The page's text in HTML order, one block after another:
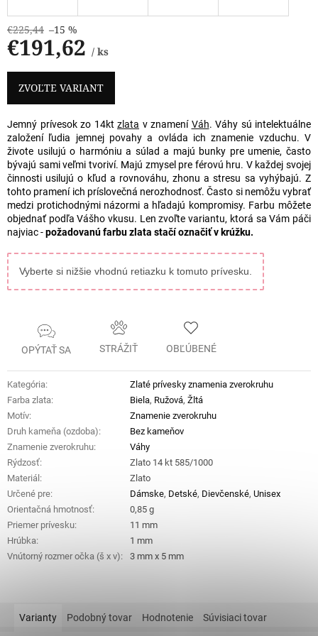
€225,44 –15 %
€191,62 / ks
Jednotková
cena:
ZVOĽTE VARIANT
Jemný prívesok zo 14kt zlata v znamení Váh. Váhy sú intelektuálne
založení ľudia jemnej povahy a ovláda ich znamenie vzduchu. V
živote usilujú o harmóniu a súlad a majú bunky pre umenie, často
bývajú sami veľmi tvoriví. Majú zmysel pre férovú hru. V každej svojej
činnosti usilujú o kľud a rovnováhu, zhonu a stresu sa vyhýbajú. Z
tohto pramení ich príslovečná nerozhodnosť. Často si nemôžu vybrať
medzi protichodnými názormi a hľadajú kompromisy. Farbu môžete
objednať podľa Vášho vkusu. Len zvoľte variantu, ktorá sa Vám páči
najviac -požadovanú farbu zlata stačí označiť v krúžku.
Vyberte si nižšie vhodnú retiazku k tomuto prívesku.
OPÝTAŤ SA STRÁŽIŤ OBĽÚBENÉ
Kategória:
Zlaté prívesky znamenia zverokruhu
Farba zlata: Biela, Ružová, Žltá
Motív:
Znamenie zverokruhu
Druh kameňa (ozdoba):
Bez kameňov
Znamenie zverokruhu:
Váhy
Rýdzosť:
Zlato 14 kt 585/1000
Materiál :
Zlato
Určené pre: Dámske, Detské, Dievčenské, Unisex
Orientačná hmotnosť:
0,85 g
Priemer prívesku:
11 mm
Hrúbka:
1 mm
Vnútorný rozmer očka (š x v): 3 mm x 5 mm
Varianty Podobný tovar Hodnotenie Súvisiaci tovar